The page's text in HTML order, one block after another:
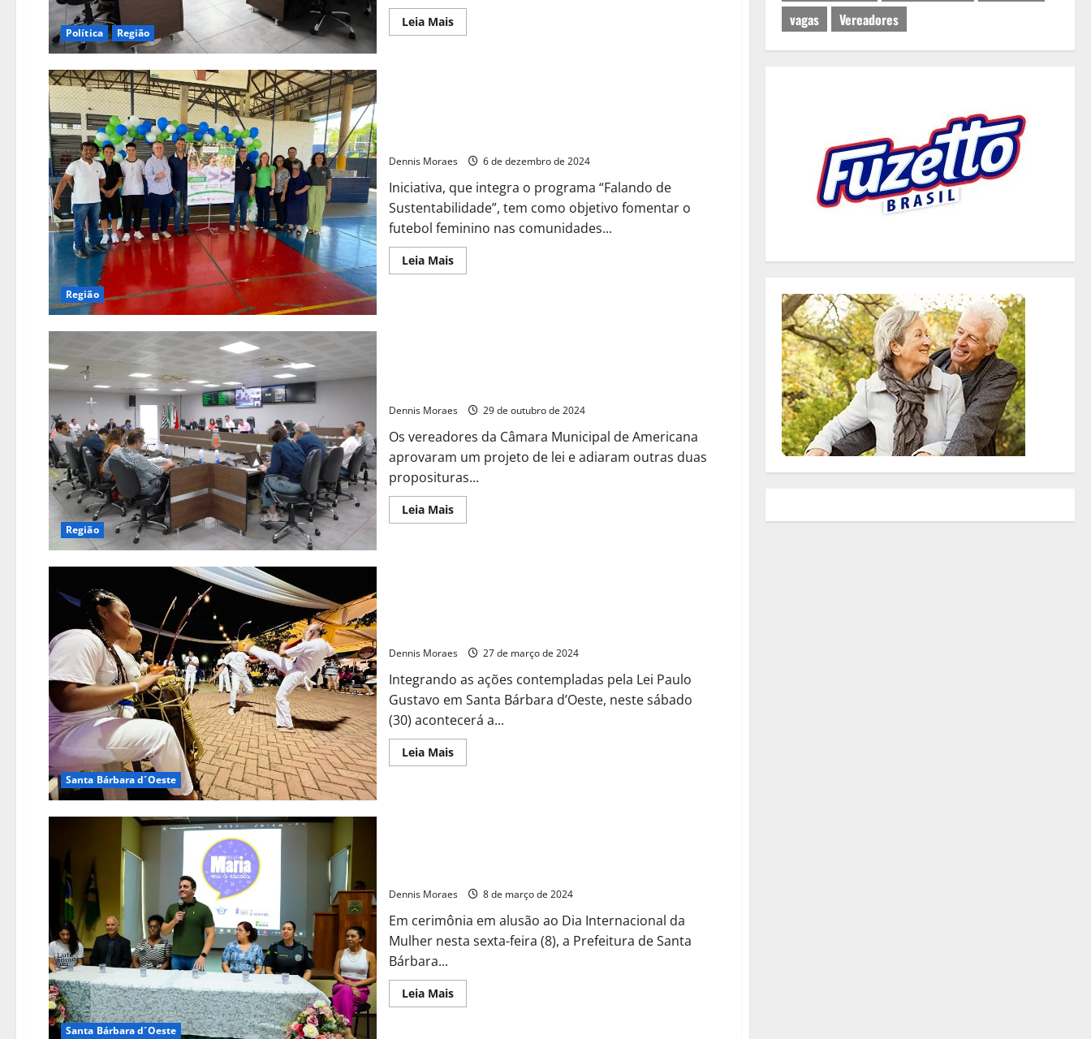
Política Região
Leia Mais
Região
Dennis Moraes 6 de dezembro de 2024
Iniciativa, que integra o programa “Falando de
Sustentabilidade”, tem como objetivo fomentar o
futebol feminino nas comunidades...
Leia Mais
Região
Dennis Moraes 29 de outubro de 2024
Os vereadores da Câmara Municipal de Americana
aprovaram um projeto de lei e adiaram outras duas
proposituras...
Leia Mais
Santa Bárbara d´Oeste
Dennis Moraes 27 de março de 2024
Integrando as ações contempladas pela Lei Paulo
Gustavo em Santa Bárbara d’Oeste, neste sábado
(30) acontecerá a...
Leia Mais
Santa Bárbara d´Oeste
Dennis Moraes 8 de março de 2024
Em cerimônia em alusão ao Dia Internacional da
Mulher nesta sexta-feira (8), a Prefeitura de Santa
Bárbara...
Leia Mais
vagas
Vereadores